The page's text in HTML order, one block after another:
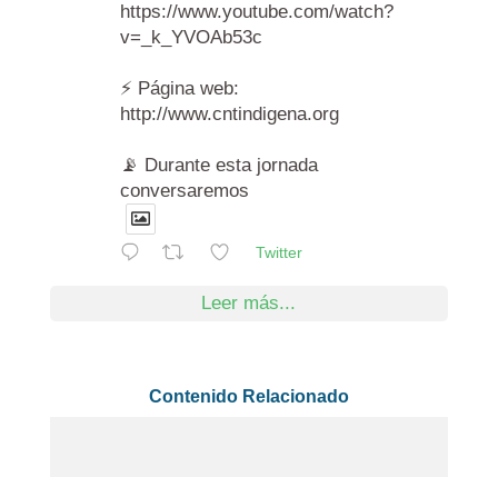
https://www.youtube.com/watch?
v=_k_YVOAb53c
⚡️ Página web:
http://www.cntindigena.org
📡 Durante esta jornada
conversaremos
Twitter
Leer más...
Contenido Relacionado